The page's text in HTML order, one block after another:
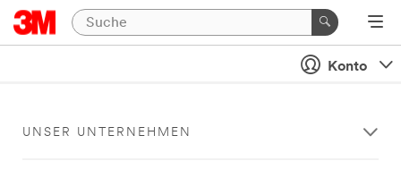
Konto
UNSER UNTERNEHMEN